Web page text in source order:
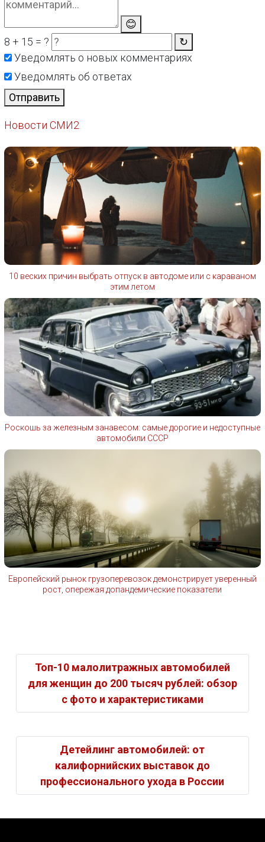
😊
8 + 15 = ?
↻
Уведомлять о новых комментариях
Уведомлять об ответах
Отправить
Новости СМИ2
10 веских причин выбрать отпуск в автодоме или с караваном
этим летом
Роскошь за железным занавесом: самые дорогие и недоступные
автомобили СССР
Европейский рынок грузоперевозок демонстрирует уверенный
рост, опережая допандемические показатели
Топ-10 малолитражных автомобилей
для женщин до 200 тысяч рублей: обзор
с фото и характеристиками
Детейлинг автомобилей: от
калифорнийских выставок до
профессионального ухода в России